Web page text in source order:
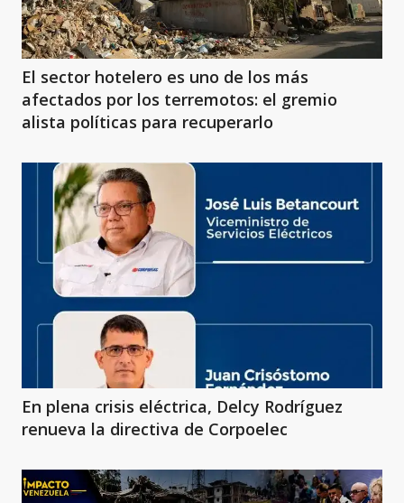
El sector hotelero es uno de los más
afectados por los terremotos: el gremio
alista políticas para recuperarlo
En plena crisis eléctrica, Delcy Rodríguez
renueva la directiva de Corpoelec